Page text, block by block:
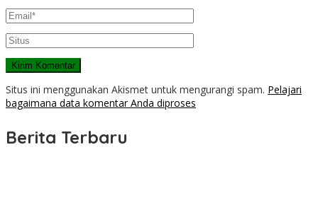
Situs ini menggunakan Akismet untuk mengurangi spam. Pelajari
bagaimana data komentar Anda diproses
Berita Terbaru